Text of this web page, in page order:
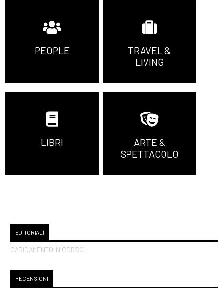
PEOPLE
TRAVEL &
LIVING
LIBRI
ARTE &
SPETTACOLO
EDITORIALI
CARICAMENTO IN CORSO...
RECENSIONI